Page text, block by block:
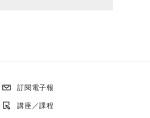
訂閱電子報
講座／課程